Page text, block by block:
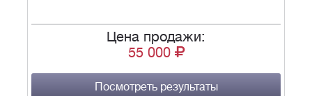
Цена продажи:
55 000
Посмотреть результаты